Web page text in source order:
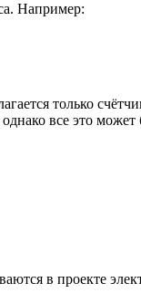
Например:
только
все это
в проекте